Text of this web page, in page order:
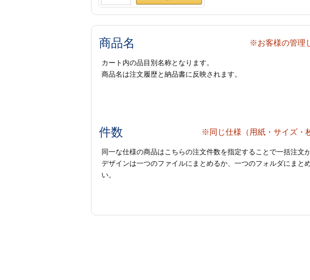
商品名 ※お客様の管理
カート内の品目別名称となります。
商品名は注文履歴と納品書に反映されます。
件数 ※同じ仕様（用紙・サイズ・
同一な仕様の商品はこちらの注文件数を指定することで一括注文
デザインは一つのファイルにまとめるか、一つのフォルダにまと
い。